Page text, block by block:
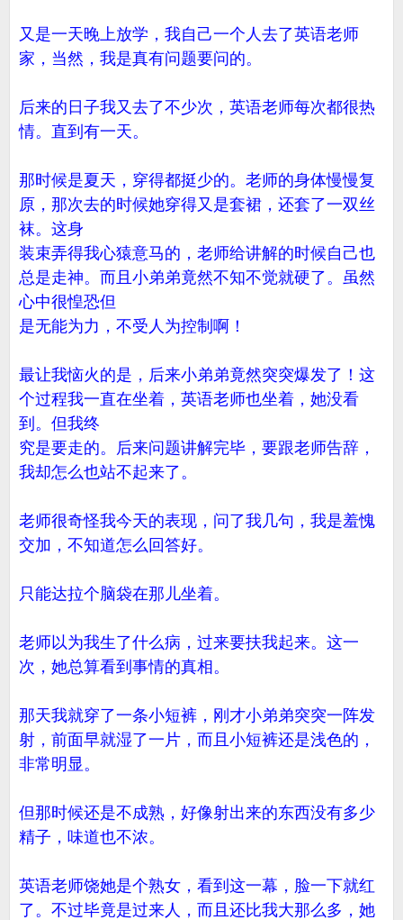
又是一天晚上放学，我自己一个人去了英语老师
家，当然，我是真有问题要问的。
后来的日子我又去了不少次，英语老师每次都很热
情。直到有一天。
那时候是夏天，穿得都挺少的。老师的身体慢慢复
原，那次去的时候她穿得又是套裙，还套了一双丝
袜。这身
装束弄得我心猿意马的，老师给讲解的时候自己也
总是走神。而且小弟弟竟然不知不觉就硬了。虽然
心中很惶恐但
是无能为力，不受人为控制啊！
最让我恼火的是，后来小弟弟竟然突突爆发了！这
个过程我一直在坐着，英语老师也坐着，她没看
到。但我终
究是要走的。后来问题讲解完毕，要跟老师告辞，
我却怎么也站不起来了。
老师很奇怪我今天的表现，问了我几句，我是羞愧
交加，不知道怎么回答好。
只能达拉个脑袋在那儿坐着。
老师以为我生了什么病，过来要扶我起来。这一
次，她总算看到事情的真相。
那天我就穿了一条小短裤，刚才小弟弟突突一阵发
射，前面早就湿了一片，而且小短裤还是浅色的，
非常明显。
但那时候还是不成熟，好像射出来的东西没有多少
精子，味道也不浓。
英语老师饶她是个熟女，看到这一幕，脸一下就红
了。不过毕竟是过来人，而且还比我大那么多，她